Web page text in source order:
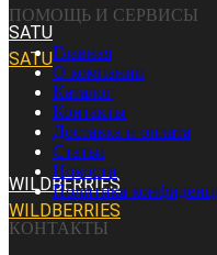
SATU
SATU
WILDBERRIES
WILDBERRIES
ПОМОЩЬ И СЕРВИСЫ
Главная
О компании
Каталог
Контакты
Доставка и оплата
Статьи
Новости
Политика
КОНТАКТЫ